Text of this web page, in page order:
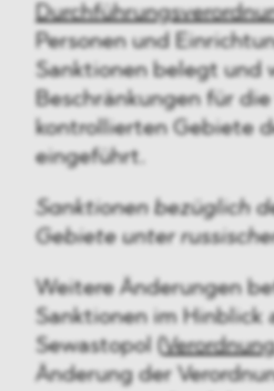
Personen und
Sanktionen belegt und
Beschränkungen für die
kontrollierten Gebiete
eingeführt.
Sanktionen bezüglich
Gebiete unter
Weitere Änderungen
Sanktionen im Hinblick
Sewastopol (
Änderung der